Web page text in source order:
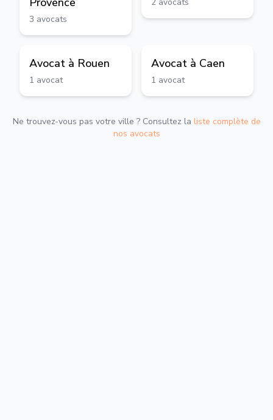
3 avocats
Avocat à Rouen
1 avocat
Avocat à Caen
1 avocat
Ne trouvez-vous pas votre ville ? Consultez la liste complète de
nos avocats